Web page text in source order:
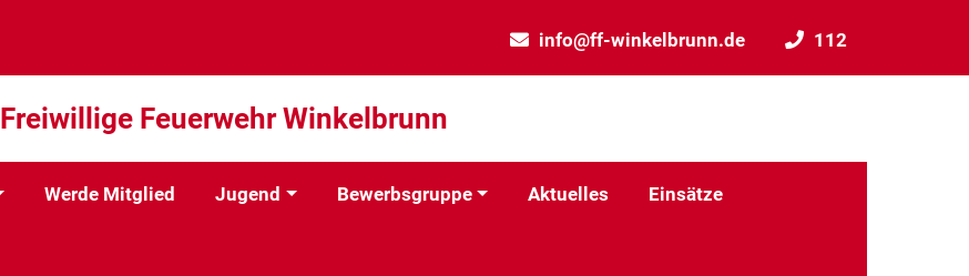
info@ff-winkelbrunn.de 112
Freiwillige Feuerwehr Winkelbrunn
Werde Mitglied Jugend Bewerbsgruppe Aktuelles Einsätze